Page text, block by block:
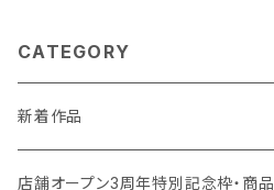
CATEGORY
新着作品
店舗オープン3周年特別記念枠・商品